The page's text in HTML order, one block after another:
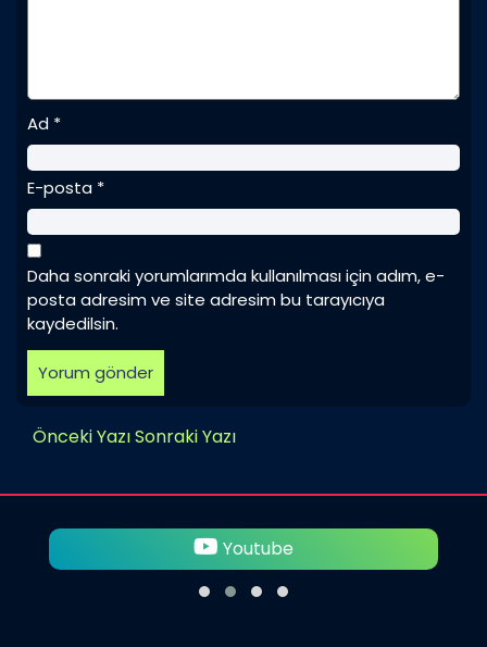
Ad *
E-posta *
Daha sonraki yorumlarımda kullanılması için adım, e-
posta adresim ve site adresim bu tarayıcıya
kaydedilsin.
Önceki YazıSonraki Yazı
Youtube